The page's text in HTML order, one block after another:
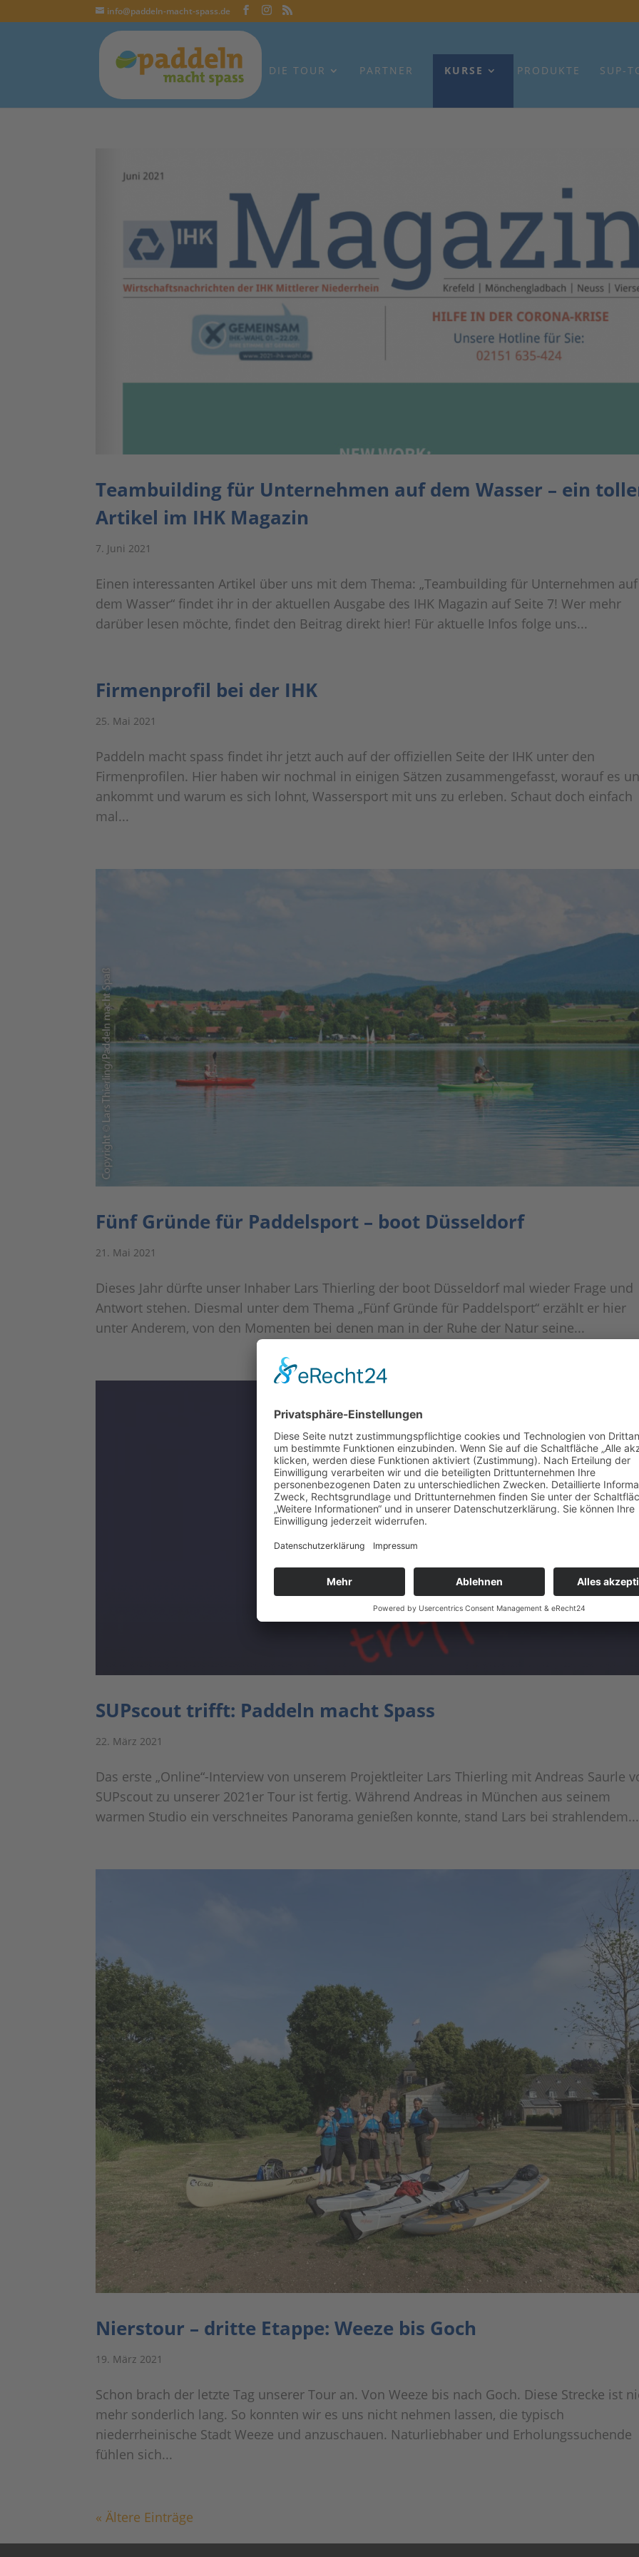
info@paddeln-macht-spass.de
DIE TOUR PARTNER KURSE PRODUKTE SUP-
Teambuilding für Unternehmen auf dem Wasser – ein
Artikel im IHK Magazin
7. Juni 2021
Einen interessanten Artikel über uns mit dem Thema: „Teambuilding für Unternehmen auf
dem Wasser“ findet ihr in der aktuellen Ausgabe des IHK Magazin auf Seite 7! Wer mehr
darüber lesen möchte, findet den Beitrag direkt hier! Für aktuelle Infos folge uns...
Firmenprofil bei der IHK
25. Mai 2021
Paddeln macht spass findet ihr jetzt auch auf der offiziellen Seite der IHK unter den
Firmenprofilen. Hier haben wir nochmal in einigen Sätzen zusammengefasst, worauf es
ankommt und warum es sich lohnt, Wassersport mit uns zu erleben. Schaut doch einfach
mal...
Fünf Gründe für Paddelsport – boot Düsseldorf
21. Mai 2021
Dieses Jahr dürfte unser Inhaber Lars Thierling der boot Düsseldorf mal wieder Frage und
Antwort stehen. Diesmal unter dem Thema „Fünf Gründe für Paddelsport“ erzählt er hier
unter Anderem, von den Momenten bei denen man in der Ruhe der Natur seine...
SUPscout trifft: Paddeln macht Spass
22. März 2021
Das erste „Online“-Interview von unserem Projektleiter Lars Thierling mit Andreas Saurle
SUPscout zu unserer 2021er Tour ist fertig. Während Andreas in München aus seinem
warmen Studio ein verschneites Panorama genießen konnte, stand Lars bei strahlendem...
Nierstour – dritte Etappe: Weeze bis Goch
19. März 2021
Schon brach der letzte Tag unserer Tour an. Von Weeze bis nach Goch. Diese Strecke ist
mehr sonderlich lang. So konnten wir es uns nicht nehmen lassen, die typisch
niederrheinische Stadt Weeze und anzuschauen. Naturliebhaber und Erholungssuchende
fühlen sich...
« Ältere Einträge